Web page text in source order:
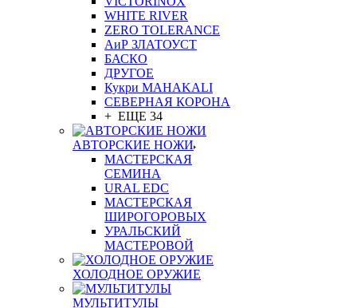
WHITE RIVER
ZERO TOLERANCE
АиР ЗЛАТОУСТ
БАСКО
ДРУГОЕ
Кукри MAHAKALI
СЕВЕРНАЯ КОРОНА
+ ЕЩЕ 34
АВТОРСКИЕ НОЖИ
МАСТЕРСКАЯ
СЕМИНА
URAL EDC
МАСТЕРСКАЯ
ШИРОГОРОВЫХ
УРАЛЬСКИЙ
МАСТЕРОВОЙ
ХОЛОДНОЕ ОРУЖИЕ
МУЛЬТИТУЛЫ